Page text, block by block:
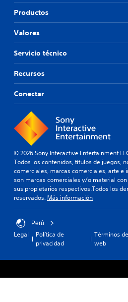
Productos
Valores
Servicio técnico
Recursos
Conectar
© 2026 Sony Interactive Entertainment
Todos los contenidos, títulos de juegos,
comerciales, marcas comerciales, arte e
son marcas comerciales y/o material
sus propietarios respectivos.Todos los
reservados. Más información
Perú
Legal
Política de
privacidad
Términos
web